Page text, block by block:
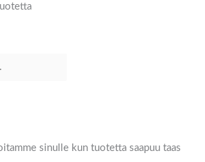
sinulle kun tuotetta saapuu taas